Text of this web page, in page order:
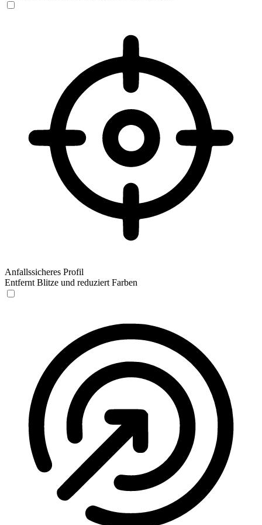
Anfallssicheres Profil
Entfernt Blitze und reduziert Farben